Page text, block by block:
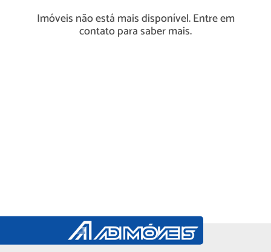
Imóveis não está mais disponível. Entre em
contato para saber mais.